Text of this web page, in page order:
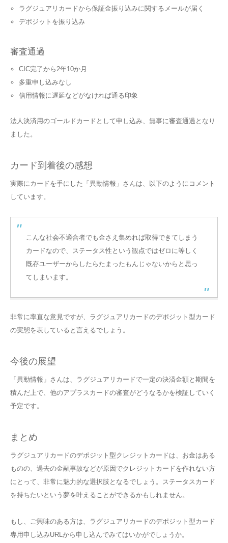
ラグジュアリカードから保証金振り込みに関するメールが届く
デポジットを振り込み
審査通過
CIC完了から2年10か月
多重申し込みなし
信用情報に遅延などがなければ通る印象
法人決済用のゴールドカードとして申し込み、無事に審査通過となり
ました。
カード到着後の感想
実際にカードを手にした「異動情報」さんは、以下のようにコメント
しています。
こんな社会不適合者でも金さえ集めれば取得できてしまう
カードなので、ステータス性という観点ではゼロに等しく
既存ユーザーからしたらたまったもんじゃないからと思っ
てしまいます。
非常に率直な意見ですが、ラグジュアリカードのデポジット型カード
の実態を表していると言えるでしょう。
今後の展望
「異動情報」さんは、ラグジュアリカードで一定の決済金額と期間を
積んだ上で、他のアプラスカードの審査がどうなるかを検証していく
予定です。
まとめ
ラグジュアリカードのデポジット型クレジットカードは、お金はある
ものの、過去の金融事故などが原因でクレジットカードを作れない方
にとって、非常に魅力的な選択肢となるでしょう。ステータスカード
を持ちたいという夢を叶えることができるかもしれません。
もし、ご興味のある方は、ラグジュアリカードのデポジット型カード
専用申し込みURLから申し込んでみてはいかがでしょうか。